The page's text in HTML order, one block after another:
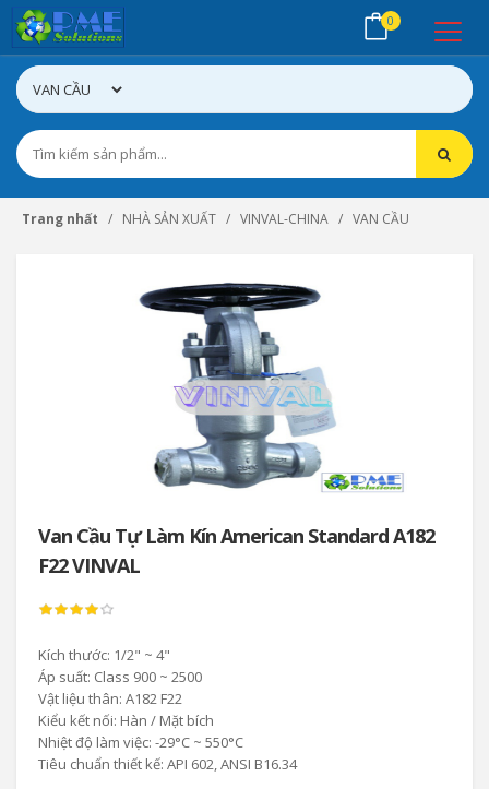
0
Trang nhất NHÀ SẢN XUẤT VINVAL-CHINA VAN CẦU
Van Cầu Tự Làm Kín American Standard A182
F22 VINVAL
Kích thước: 1/2" ~ 4"
Áp suất: Class 900 ~ 2500
Vật liệu thân: A182 F22
Kiểu kết nối: Hàn / Mặt bích
Nhiệt độ làm việc: -29°C ~ 550°C
Tiêu chuẩn thiết kế: API 602, ANSI B16.34